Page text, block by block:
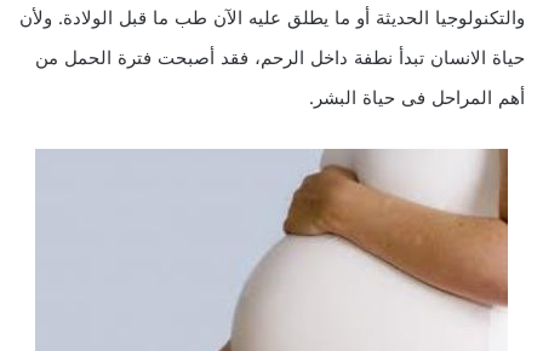
والتكنولوجيا الحديثة أو ما يطلق عليه الآن طب ما قبل الولادة. ولأن
حياة الانسان تبدأ نطفة داخل الرحم، فقد أصبحت فترة الحمل من
أهم المراحل فى حياة البشر.